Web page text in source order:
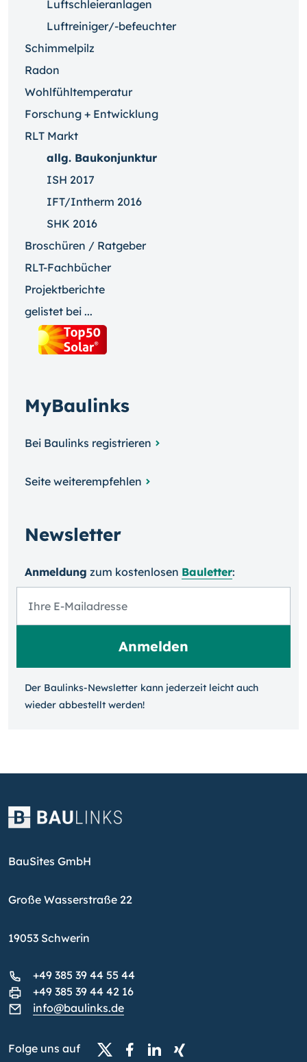
Luftschleieranlagen
Luftreiniger/-befeuchter
Schimmelpilz
Radon
Wohlfühltemperatur
Forschung + Entwicklung
RLT Markt
allg. Baukonjunktur
ISH 2017
IFT/Intherm 2016
SHK 2016
Broschüren / Ratgeber
RLT-Fachbücher
Projektberichte
gelistet bei ...
MyBaulinks
Bei Baulinks registrieren
Seite weiterempfehlen
Newsletter
Anmeldung zum kosten­losen Bauletter:
Der Baulinks-Newsletter kann jeder­zeit leicht auch
wieder ab­bestellt werden!
BauSites GmbH
Große Wasserstraße 22
19053 Schwerin
+49 385 39 44 55 44
+49 385 39 44 42 16
info@baulinks.de
Folge uns auf